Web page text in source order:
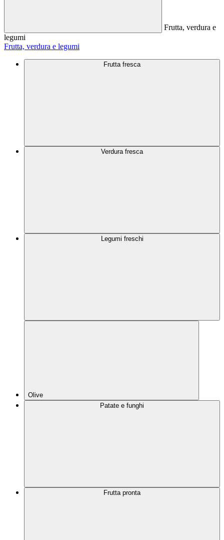
Frutta, verdura e
legumi
Frutta, verdura e legumi
Frutta fresca
Verdura fresca
Legumi freschi
Olive
Patate e funghi
Frutta pronta